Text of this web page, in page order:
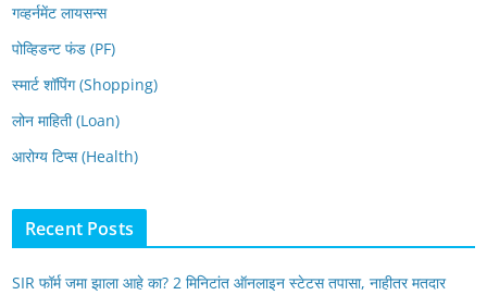
गव्हर्नमेंट लायसन्स
पोव्हिडन्ट फंड (PF)
स्मार्ट शॉपिंग (Shopping)
लोन माहिती (Loan)
आरोग्य टिप्स (Health)
Recent Posts
SIR फॉर्म जमा झाला आहे का? 2 मिनिटांत ऑनलाइन स्टेटस तपासा, नाहीतर मतदार